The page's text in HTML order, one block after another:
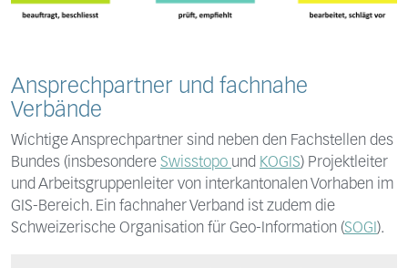
Ansprechpartner und fachnahe
Verbände
Wichtige Ansprechpartner sind neben den Fachstellen des
Bundes (insbesondere Swisstopo und KOGIS) Projektleiter
und Arbeitsgruppenleiter von interkantonalen Vorhaben im
GIS-Bereich. Ein fachnaher Verband ist zudem die
Schweizerische Organisation für Geo-Information (SOGI ).